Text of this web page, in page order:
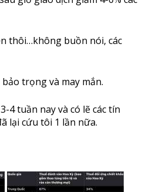
thôi…không buồn nói, các
trọng và may mắn.
4 tuần nay và có lẽ các tín
lại cứu tôi 1 lần nữa.